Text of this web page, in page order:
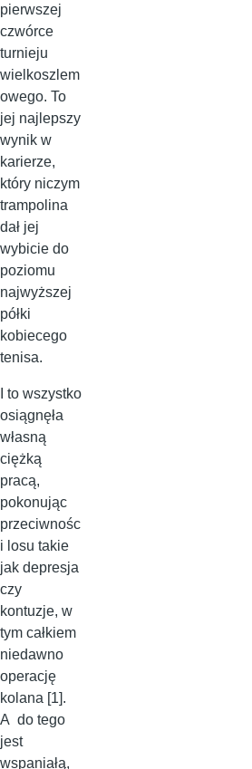
pierwszej
czwórce
turnieju
wielkoszlem
owego. To
jej najlepszy
wynik w
karierze,
który niczym
trampolina
dał jej
wybicie do
poziomu
najwyższej
półki
kobiecego
tenisa.
I to wszystko
osiągnęła
własną
ciężką
pracą,
pokonując
przeciwnośc
i losu takie
jak depresja
czy
kontuzje, w
tym całkiem
niedawno
operację
kolana [1].
A do tego
jest
wspaniałą,